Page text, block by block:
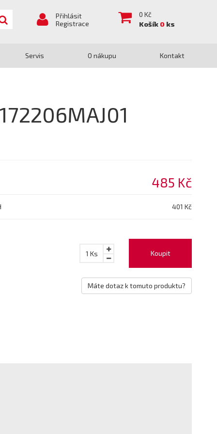
Přihlásit
Registrace
0 Kč
Košík 0 ks
Servis O nákupu Kontakt
485 Kč
401 Kč
Koupit
1 Ks
Máte dotaz k tomuto produktu?